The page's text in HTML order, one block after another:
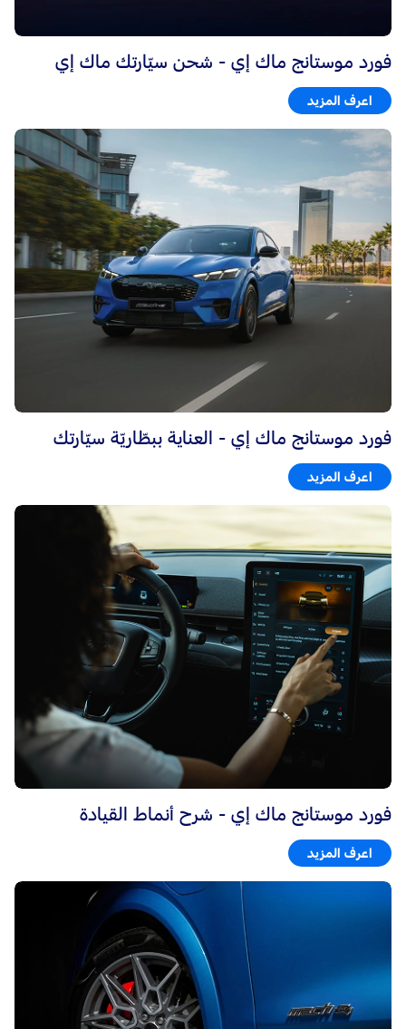
فورد موستانج ماك إي - شحن سيّارتك ماك إي
اعرف المزيد
فورد موستانج ماك إي - العناية ببطّاريّة سيّارتك
اعرف المزيد
فورد موستانج ماك إي - شرح أنماط القيادة
اعرف المزيد